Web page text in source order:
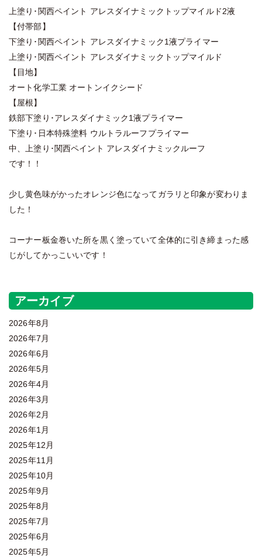
上塗り･関西ペイント アレスダイナミックトップマイルド2液
【付帯部】
下塗り･関西ペイント アレスダイナミック1液プライマー
上塗り･関西ペイント アレスダイナミックトップマイルド
【目地】
オート化学工業 オートンイクシード
【屋根】
鉄部下塗り･アレスダイナミック1液プライマー
下塗り･日本特殊塗料 ウルトラルーフプライマー
中、上塗り･関西ペイント アレスダイナミックルーフ
です！！
少し黄色味がかったオレンジ色になってガラリと印象が変わりま
した！
コーナー板金巻いた所を黒く塗っていて全体的に引き締まった感
じがしてかっこいいです！
アーカイブ
2026年8月
2026年7月
2026年6月
2026年5月
2026年4月
2026年3月
2026年2月
2026年1月
2025年12月
2025年11月
2025年10月
2025年9月
2025年8月
2025年7月
2025年6月
2025年5月